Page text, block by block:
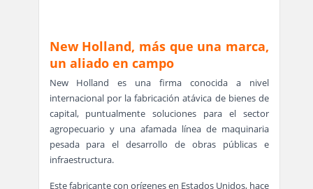
New Holland, más que una marca,
un aliado en campo
New Holland es una firma conocida a nivel
internacional por la fabricación atávica de bienes de
capital, puntualmente soluciones para el sector
agropecuario y una afamada línea de maquinaria
pesada para el desarrollo de obras públicas e
infraestructura.
Este fabricante con orígenes en Estados Unidos, hace